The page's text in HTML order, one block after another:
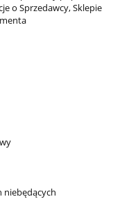
o Sprzedawcy, Sklepie
niebędących